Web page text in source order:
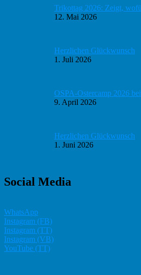
Trikottag 2026: Zeigt,
12. Mai 2026
Herzlichen Glückwunsch
1. Juli 2026
OSPA-Ostercamp 2026
9. April 2026
Herzlichen Glückwunsch
1. Juni 2026
Social Media
WhatsApp
Instagram (FB)
Instagram (TT)
Instagram (VB)
YouTube (TT)